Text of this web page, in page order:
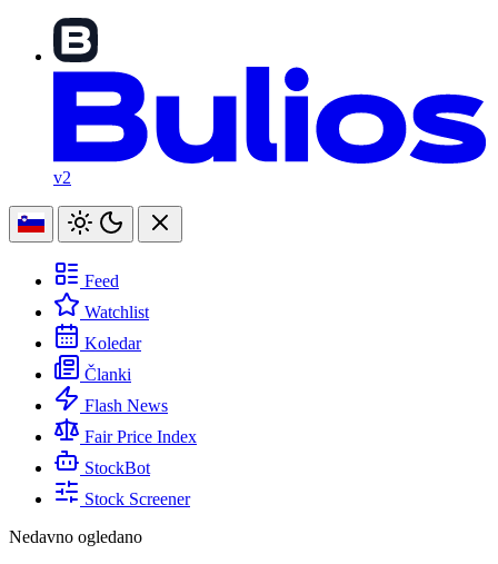
v2
Feed
Watchlist
Koledar
Članki
Flash News
Fair Price Index
StockBot
Stock Screener
Nedavno ogledano